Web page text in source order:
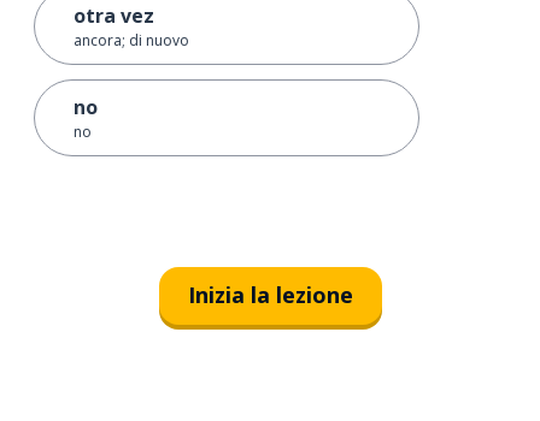
otra vez
ancora; di nuovo
no
no
Inizia la lezione